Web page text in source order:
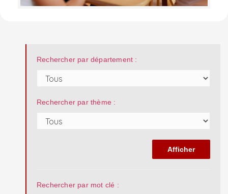
Rechercher par département :
Rechercher par thème :
Rechercher par mot clé :